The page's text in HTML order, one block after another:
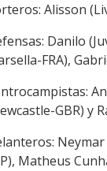
Alisson
Danilo
FRA),
GBR) y
Neymar
Matheus